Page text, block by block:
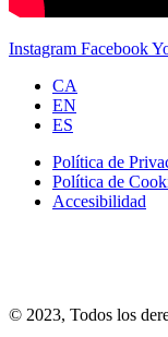
Instagram Facebook
CA
EN
ES
Política de
Política de
Accesibilidad
© 2023, Todos los